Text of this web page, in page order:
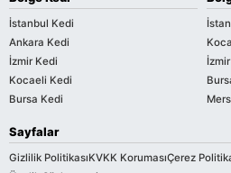
İstanbul Kedi
Ankara Kedi
İzmir Kedi
Kocaeli Kedi
Bursa Kedi
Sayfalar
Gizlilik PolitikasıKVKK KorumasıÇerez